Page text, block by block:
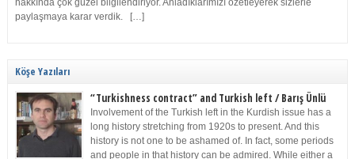
hakkında çok güzel bilgilendiriyor. Anladıklarımızı özetleyerek sizlerle
paylaşmaya karar verdik. […]
Köşe Yazıları
“Turkishness contract” and Turkish left / Barış Ünlü
Involvement of the Turkish left in the Kurdish issue has a
long history stretching from 1920s to present. And this
history is not one to be ashamed of. In fact, some periods
and people in that history can be admired. While either a